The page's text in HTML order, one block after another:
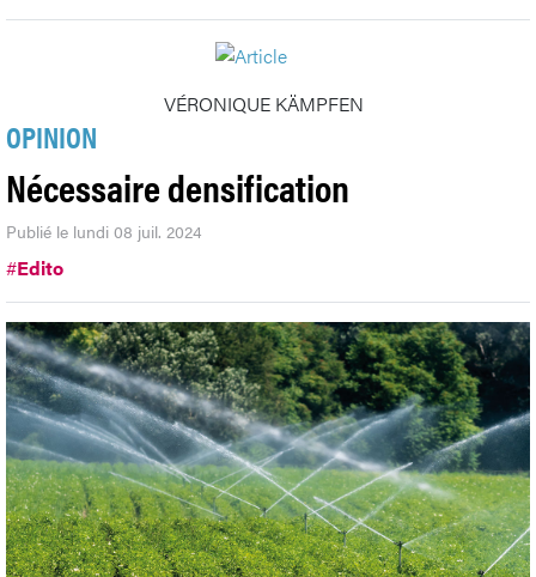
VÉRONIQUE KÄMPFEN
OPINION
Nécessaire densification
Publié le lundi 08 juil. 2024
#Edito